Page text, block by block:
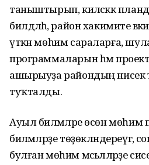
таныштырып, киләсәккә
билдәләһә, район хакимиәте
үткән мөһим сараларға,
программаларын һәм
ашырыуҙа райондың
туҡталды.
Ауыл биләмәләре өсөн
биләмәләрҙе төҙөкләндереүгә,
булған мөһим мәсьәләләрҙе